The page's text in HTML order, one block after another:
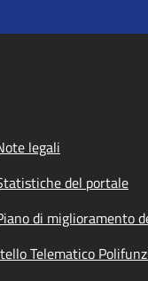
legali
del portale
di miglioramento
Telematico